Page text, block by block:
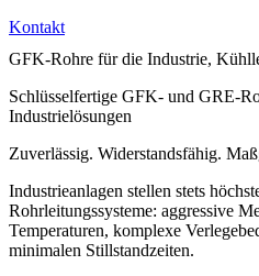
Kontakt
GFK-Rohre für die Industrie,
Schlüsselfertige GFK- und GRE-
Industrielösungen
Zuverlässig. Widerstandsfähig.
Industrieanlagen stellen stets
Rohrleitungssysteme: aggressive
Temperaturen, komplexe
minimalen Stillstandzeiten.